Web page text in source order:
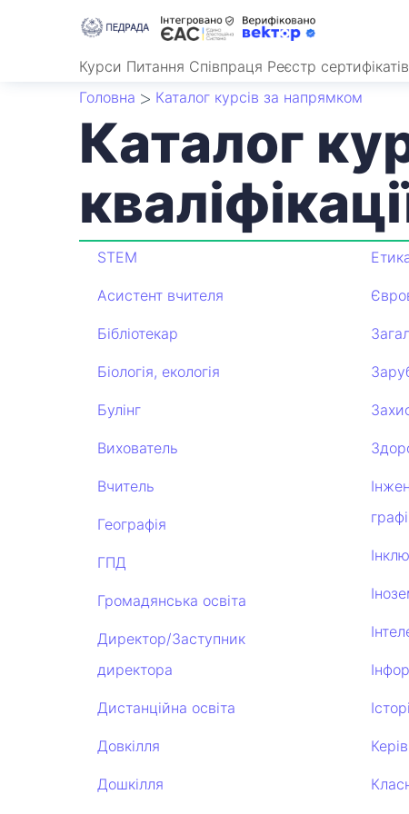
Курси Питання Співпраця Реєстр сертифікатів
Головна
Каталог курсів за напрямком
Каталог
STEM
Асистент вчителя
Бібліотекар
Біологія, екологія
Булінг
Вихователь
Вчитель
Географія
ГПД
Громадянська освіта
Директор/Заступник
директора
Дистанційна освіта
Довкілля
Дошкілля